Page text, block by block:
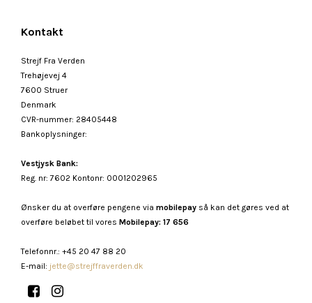
Kontakt
Strejf Fra Verden
Trehøjevej 4
7600 Struer
Denmark
CVR-nummer: 28405448
Bankoplysninger:
Vestjysk Bank:
Reg. nr: 7602 Kontonr: 0001202965
Ønsker du at overføre pengene via mobilepay så kan det gøres ved at
overføre beløbet til vores Mobilepay: 17 656
Telefonnr.: +45 20 47 88 20
E-mail: jette@strejffraverden.dk